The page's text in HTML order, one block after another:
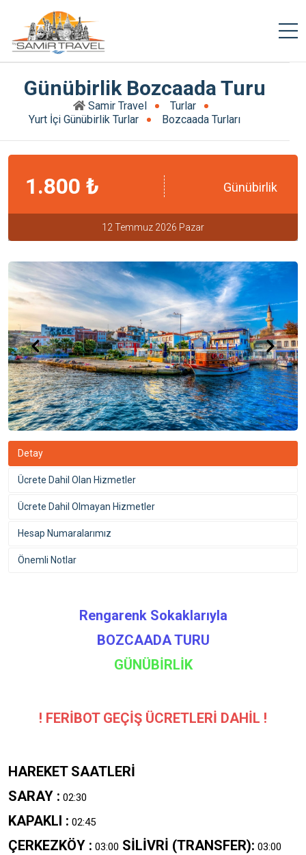
Günübirlik Bozcaada Turu
Samir Travel
Turlar
Yurt İçi Günübirlik Turlar
Bozcaada Turları
Detay
Ücrete Dahil Olan Hizmetler
Ücrete Dahil Olmayan Hizmetler
Hesap Numaralarımız
Önemli Notlar
Rengarenk Sokaklarıyla
BOZCAADA TURU
GÜNÜBİRLİK
! FERİBOT GEÇİŞ ÜCRETLERİ DAHİL !
HAREKET SAATLERİ
SARAY : 02:30
KAPAKLI : 02:45
ÇERKEZKÖY : 03:00 SİLİVRİ (TRANSFER): 03:00
1.800 ₺ Günübirlik
12 Temmuz 2026 Pazar